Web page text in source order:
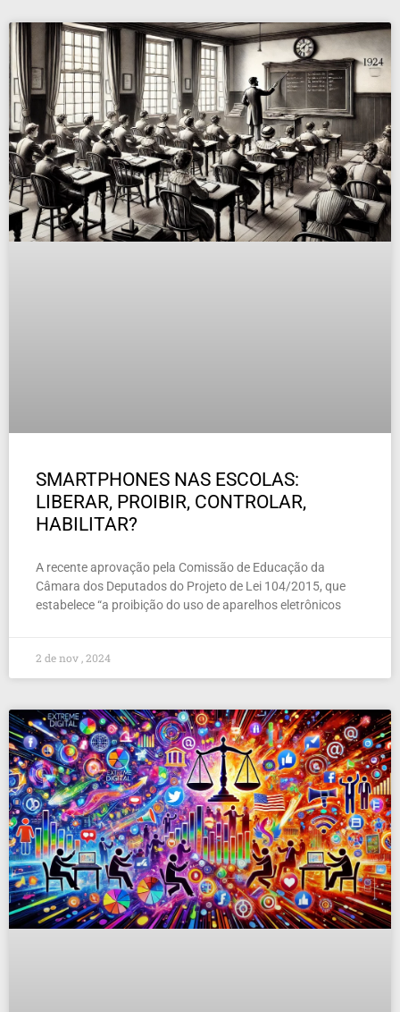
SMARTPHONES NAS ESCOLAS:
LIBERAR, PROIBIR, CONTROLAR,
HABILITAR?
A recente aprovação pela Comissão de Educação da
Câmara dos Deputados do Projeto de Lei 104/2015, que
estabelece “a proibição do uso de aparelhos eletrônicos
2 de nov , 2024